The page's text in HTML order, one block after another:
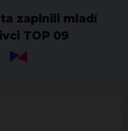
zaplnili mladí
TOP 09